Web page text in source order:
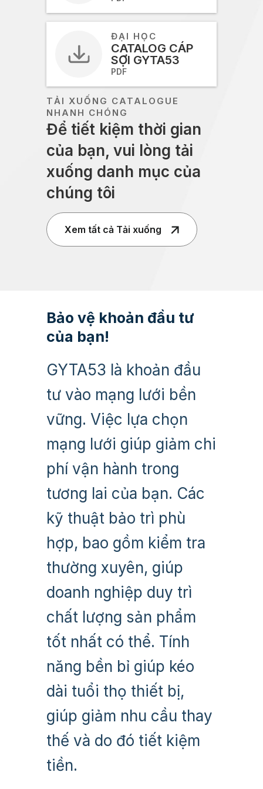
ĐẠI HỌC
CATALOG CÁP
SỢI GYTA53
PDF
TẢI XUỐNG CATALOGUE
NHANH CHÓNG
Để tiết kiệm thời gian
của bạn, vui lòng tải
xuống danh mục của
chúng tôi
Xem tất cả Tải xuống
Bảo vệ khoản đầu tư
của bạn!
GYTA53 là khoản đầu
tư vào mạng lưới bền
vững. Việc lựa chọn
mạng lưới giúp giảm chi
phí vận hành trong
tương lai của bạn. Các
kỹ thuật bảo trì phù
hợp, bao gồm kiểm tra
thường xuyên, giúp
doanh nghiệp duy trì
chất lượng sản phẩm
tốt nhất có thể. Tính
năng bền bỉ giúp kéo
dài tuổi thọ thiết bị,
giúp giảm nhu cầu thay
thế và do đó tiết kiệm
tiền.